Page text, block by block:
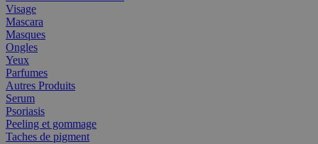
Visage
Mascara
Masques
Ongles
Yeux
Parfumes
Autres Produits
Serum
Psoriasis
Peeling et gommage
Taches de pigment